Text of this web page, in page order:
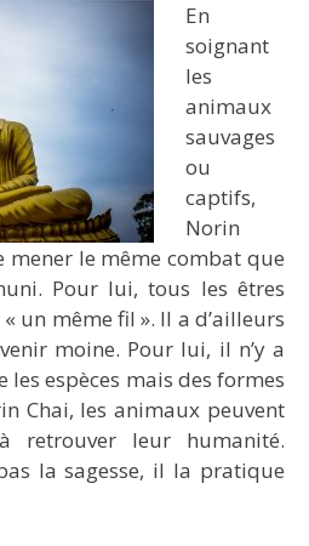
En
soignant
les
animaux
sauvages
ou
captifs,
Norin
mener le même combat que
Pour lui, tous les êtres
un même fil ». Il a d’ailleurs
moine. Pour lui, il n’y a
les espèces mais des formes
Chai, les animaux peuvent
retrouver leur humanité.
la sagesse, il la pratique